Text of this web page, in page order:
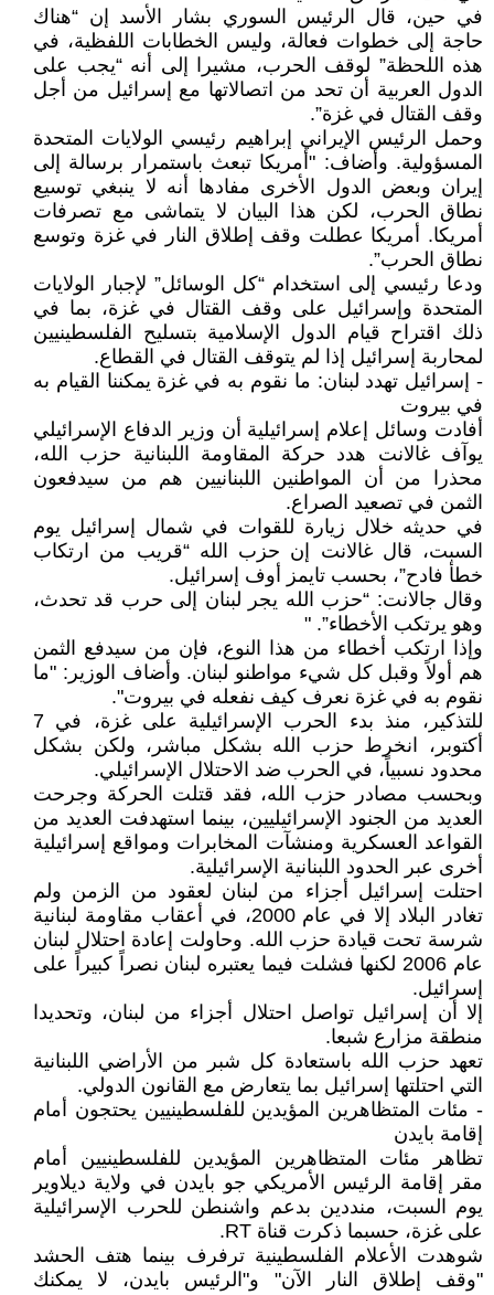
في حين، قال الرئيس السوري بشار الأسد إن “هناك
حاجة إلى خطوات فعالة، وليس الخطابات اللفظية، في
هذه اللحظة” لوقف الحرب، مشيرا إلى أنه “يجب على
الدول العربية أن تحد من اتصالاتها مع إسرائيل من أجل
وقف القتال في غزة”.
وحمل الرئيس الإيراني إبراهيم رئيسي الولايات المتحدة
المسؤولية. وأضاف: "أمريكا تبعث باستمرار برسالة إلى
إيران وبعض الدول الأخرى مفادها أنه لا ينبغي توسيع
نطاق الحرب، لكن هذا البيان لا يتماشى مع تصرفات
أمريكا. أمريكا عطلت وقف إطلاق النار في غزة وتوسع
نطاق الحرب”.
ودعا رئيسي إلى استخدام “كل الوسائل” لإجبار الولايات
المتحدة وإسرائيل على وقف القتال في غزة، بما في
ذلك اقتراح قيام الدول الإسلامية بتسليح الفلسطينيين
لمحاربة إسرائيل إذا لم يتوقف القتال في القطاع.
- إسرائيل تهدد لبنان: ما نقوم به في غزة يمكننا القيام به
في بيروت
أفادت وسائل إعلام إسرائيلية أن وزير الدفاع الإسرائيلي
يوآف غالانت هدد حركة المقاومة اللبنانية حزب الله،
محذرا من أن المواطنين اللبنانيين هم من سيدفعون
الثمن في تصعيد الصراع.
في حديثه خلال زيارة للقوات في شمال إسرائيل يوم
السبت، قال غالانت إن حزب الله “قريب من ارتكاب
خطأ فادح”، بحسب تايمز أوف إسرائيل.
وقال جالانت: “حزب الله يجر لبنان إلى حرب قد تحدث،
وهو يرتكب الأخطاء”. "
وإذا ارتكب أخطاء من هذا النوع، فإن من سيدفع الثمن
هم أولاً وقبل كل شيء مواطنو لبنان. وأضاف الوزير: "ما
نقوم به في غزة نعرف كيف نفعله في بيروت".
للتذكير، منذ بدء الحرب الإسرائيلية على غزة، في 7
أكتوبر، انخرط حزب الله بشكل مباشر، ولكن بشكل
محدود نسبياً، في الحرب ضد الاحتلال الإسرائيلي.
وبحسب مصادر حزب الله، فقد قتلت الحركة وجرحت
العديد من الجنود الإسرائيليين، بينما استهدفت العديد من
القواعد العسكرية ومنشآت المخابرات ومواقع إسرائيلية
أخرى عبر الحدود اللبنانية الإسرائيلية.
احتلت إسرائيل أجزاء من لبنان لعقود من الزمن ولم
تغادر البلاد إلا في عام 2000، في أعقاب مقاومة لبنانية
شرسة تحت قيادة حزب الله. وحاولت إعادة احتلال لبنان
عام 2006 لكنها فشلت فيما يعتبره لبنان نصراً كبيراً على
إسرائيل.
إلا أن إسرائيل تواصل احتلال أجزاء من لبنان، وتحديدا
منطقة مزارع شبعا.
تعهد حزب الله باستعادة كل شبر من الأراضي اللبنانية
التي احتلتها إسرائيل بما يتعارض مع القانون الدولي.
- مئات المتظاهرين المؤيدين للفلسطينيين يحتجون أمام
إقامة بايدن
تظاهر مئات المتظاهرين المؤيدين للفلسطينيين أمام
مقر إقامة الرئيس الأمريكي جو بايدن في ولاية ديلاوير
يوم السبت، منددين بدعم واشنطن للحرب الإسرائيلية
على غزة، حسبما ذكرت قناة RT.
شوهدت الأعلام الفلسطينية ترفرف بينما هتف الحشد
"وقف إطلاق النار الآن" و"الرئيس بايدن، لا يمكنك